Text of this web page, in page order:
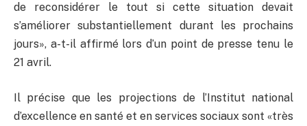
de reconsidérer le tout si cette situation devait
s’améliorer substantiellement durant les prochains
jours», a-t-il affirmé lors d’un point de presse tenu le
21 avril.
Il précise que les projections de l’Institut national
d’excellence en santé et en services sociaux sont «très